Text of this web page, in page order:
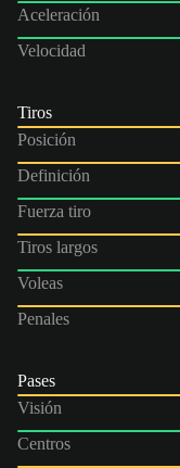
Aceleración
Velocidad
Tiros
Posición
Definición
Fuerza tiro
Tiros largos
Voleas
Penales
Pases
Visión
Centros